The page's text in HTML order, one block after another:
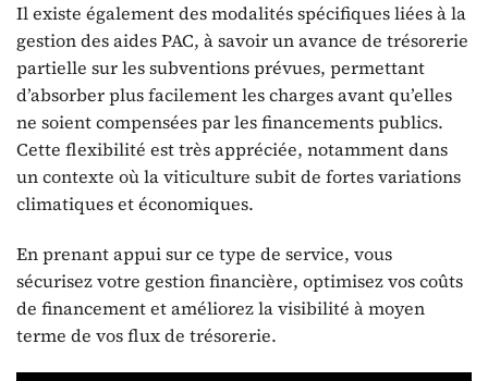
Il existe également des modalités spécifiques liées à la
gestion des aides PAC, à savoir un avance de trésorerie
partielle sur les subventions prévues, permettant
d’absorber plus facilement les charges avant qu’elles
ne soient compensées par les financements publics.
Cette flexibilité est très appréciée, notamment dans
un contexte où la viticulture subit de fortes variations
climatiques et économiques.
En prenant appui sur ce type de service, vous
sécurisez votre gestion financière, optimisez vos coûts
de financement et améliorez la visibilité à moyen
terme de vos flux de trésorerie.